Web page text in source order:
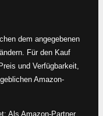
dem angegebenen
Für den Kauf
und Verfügbarkeit,
Amazon-
Als Amazon-Partner